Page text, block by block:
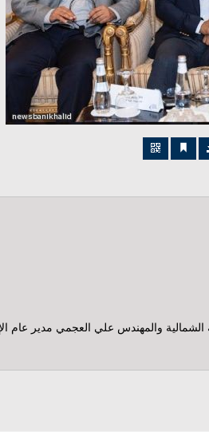
والمهندس علي العجمي مدير عام